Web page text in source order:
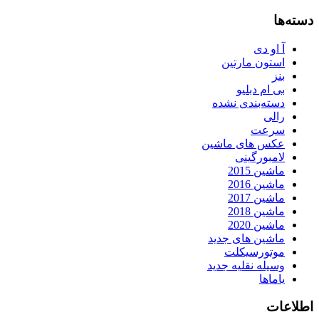
دسته‌ها
آ او دی
استون مارتین
بنز
بی ام دبلیو
دسته‌بندی نشده
رالی
سرعت
عکس های ماشین
لامبورگینی
ماشین 2015
ماشین 2016
ماشین 2017
ماشین 2018
ماشین 2020
ماشین های جدید
موتورسیکلت
وسیله نقلیه جدید
یاماها
اطلاعات